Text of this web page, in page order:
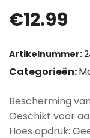
€12.99
Artikelnummer:
Categorieën:
Bescherming
Geschikt voor
Hoes opdruk: